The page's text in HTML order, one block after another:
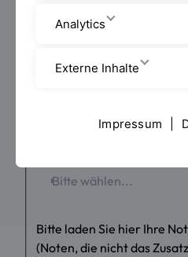
Bitte wählen...
Bitte laden Sie hier Ihre
(Noten, die nicht das
Analytics
Externe Inhalte
Impressum